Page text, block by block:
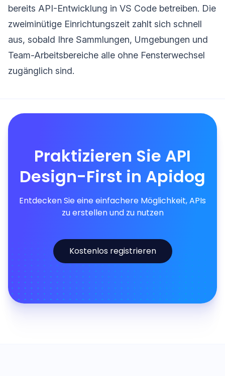
bereits API-Entwicklung in VS Code betreiben. Die
zweiminütige Einrichtungszeit zahlt sich schnell
aus, sobald Ihre Sammlungen, Umgebungen und
Team-Arbeitsbereiche alle ohne Fensterwechsel
zugänglich sind.
Praktizieren Sie API
Design-First in Apidog
Entdecken Sie eine einfachere Möglichkeit, APIs
zu erstellen und zu nutzen
Kostenlos registrieren